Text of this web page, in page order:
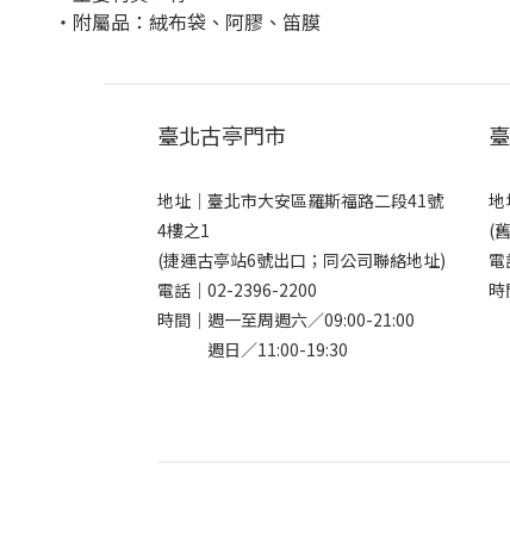
・附屬品：絨布袋、阿膠、笛膜
臺北古亭門市
地址｜ 臺北市大安區羅斯福路二段41號
4樓之1
(捷運古亭站6號出口；同公司聯絡地址)
電話｜ 02-2396-2200
時間｜週一至周週六／09:00-21:00
週日／11:00-19:30
地
(
電
時